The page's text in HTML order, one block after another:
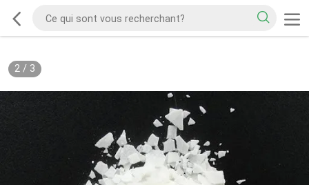
2/ 3